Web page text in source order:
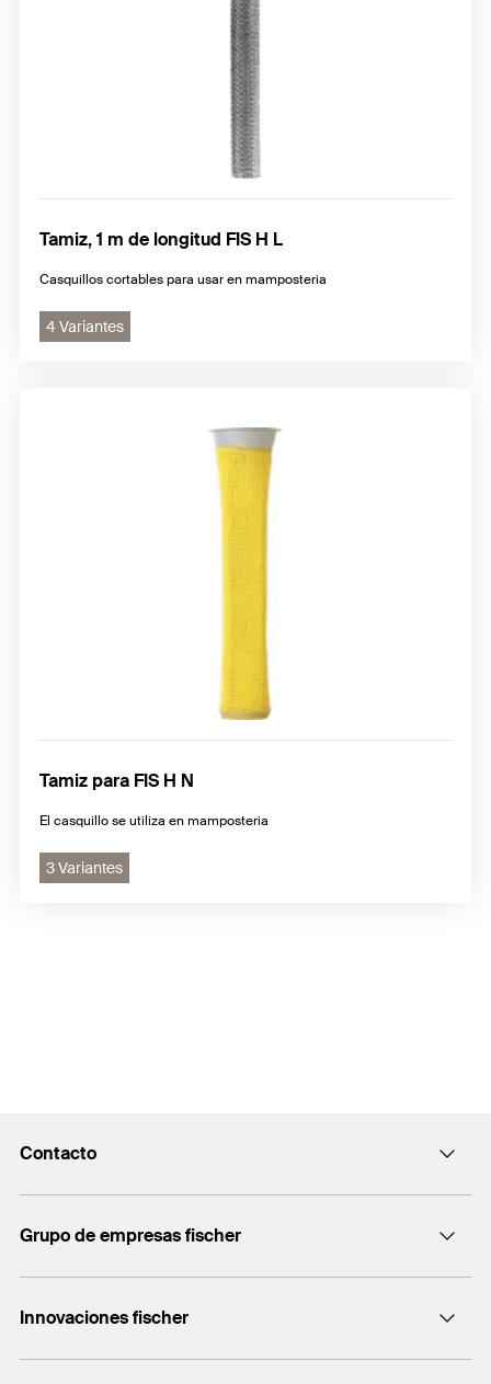
Tamiz, 1 m de longitud FIS H L
Casquillos cortables para usar en mamposteria
4 Variantes
Tamiz para FIS H N
El casquillo se utiliza en mamposteria
3 Variantes
Contacto
servicio.cliente@fischer.es
+0034 977838711
Grupo de empresas fischer
fischertechnik
Innovaciones fischer